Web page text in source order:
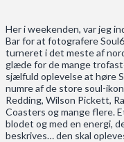
Her i weekenden, var jeg
Bar for at fotografere
turneret i det meste af
glæde for de mange
sjælfuld oplevelse at høre
numre af de store soul-
Redding, Wilson Pickett,
Coasters og mange flere.
blodet og med en energi,
beskrives… den skal